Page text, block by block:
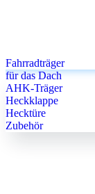
Fahrradträger
für das Dach
AHK-Träger
Heckklappe
Hecktüre
Zubehör